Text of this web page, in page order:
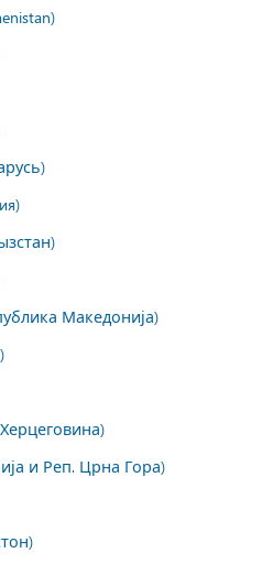
Македонија)
и Реп. Црна Гора)